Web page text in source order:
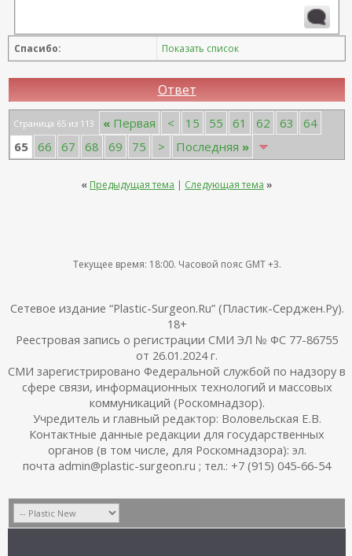
Спасибо: Показать список
Ответ
Страница 65 из 113 « Первая < 15 55 61 62 63
64
65 66 67 68 69 75 > Последняя »
« Предыдущая тема | Следующая тема »
Текущее время: 18:00. Часовой пояс GMT +3.
Сетевое издание “Plastic-Surgeon.Ru” (Пластик-Серджен.Ру).
18+
Реестровая запись о регистрации СМИ ЭЛ № ФС 77-86755
от 26.01.2024 г.
СМИ зарегистрировано Федеральной службой по надзору в
сфере связи, информационных технологий и массовых
коммуникаций (Роскомнадзор).
Учредитель и главный редактор: Воловельская Е.В.
Контактные данные редакции для государственных
органов (в том числе, для Роскомнадзора): эл.
почта admin@plastic-surgeon.ru ; тел.: +7 (915) 045-66-54